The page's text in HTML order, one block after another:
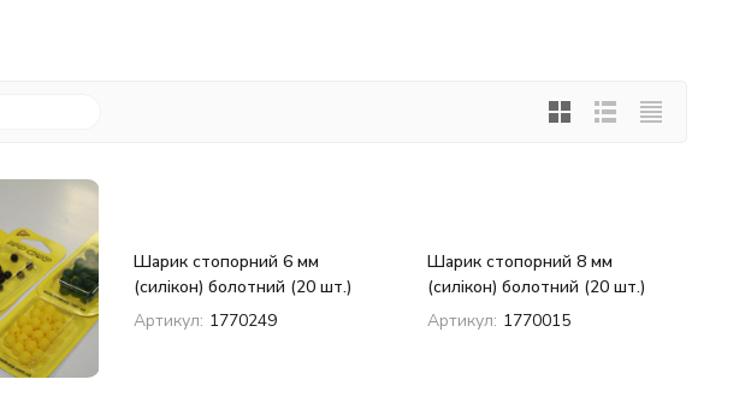
Шарик стопорний 6 мм
(силікон) болотний (20 шт.)
Артикул: 1770249
Шарик стопорний 8 мм
(силікон) болотний (20 шт.)
Артикул: 1770015